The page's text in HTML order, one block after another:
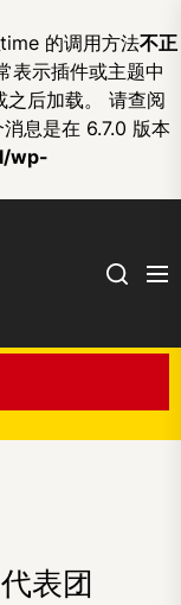
的调用方法不正
表示插件或主题中
之后加载。 请查阅
息是在 6.7.0 版本
wp-
Search
表团